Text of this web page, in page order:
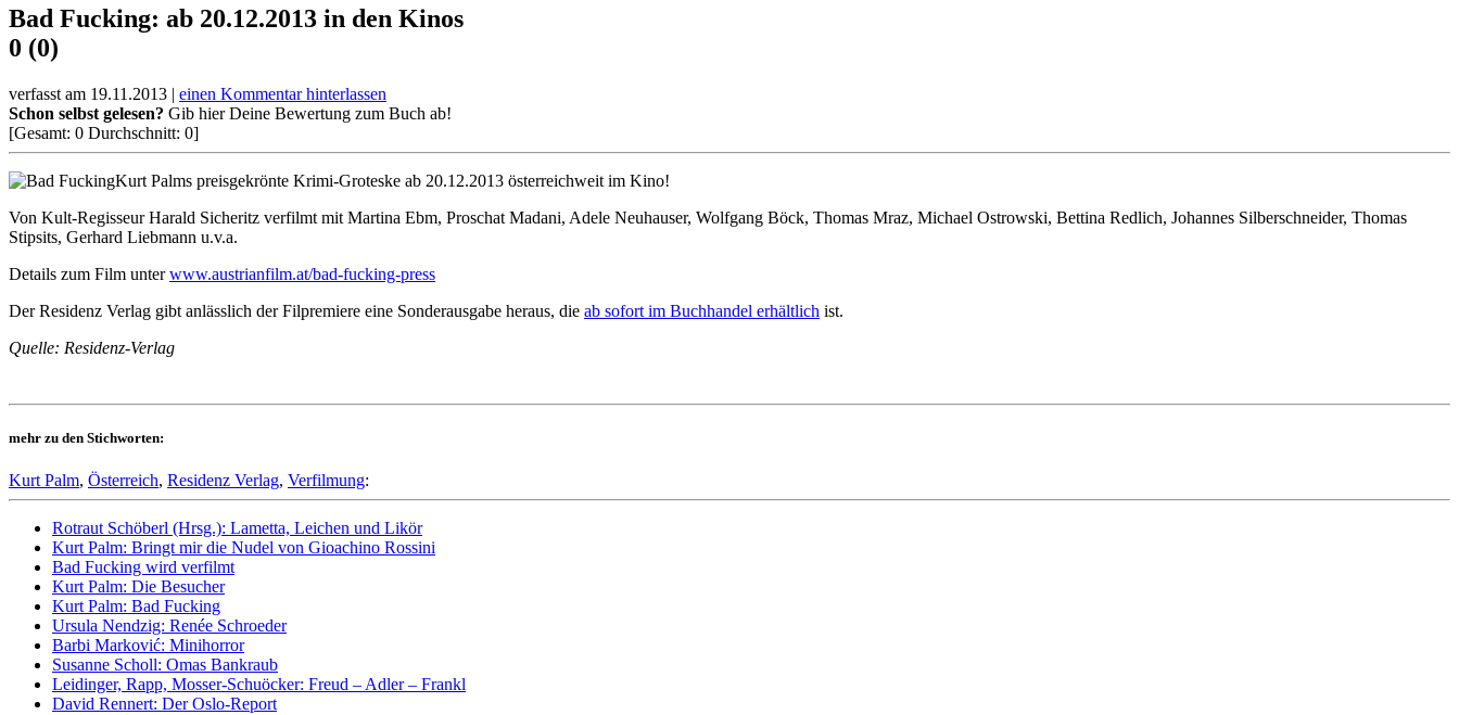
Bad Fucking: ab 20.12.2013 in den Kinos
0 (0)
verfasst am 19.11.2013 | einen Kommentar hinterlassen
Schon selbst gelesen? Gib hier Deine Bewertung zum Buch ab!
[Gesamt: 0 Durchschnitt: 0]
Kurt Palms preisgekrönte Krimi-Groteske ab 20.12.2013 österreichweit im Kino!
Von Kult-Regisseur Harald Sicheritz verfilmt mit Martina Ebm, Proschat Madani, Adele Neuhauser, Wolfgang Böck, Thomas Mraz, Michael Ostrowski, Bettina Redlich, Johannes Silberschneider, Thomas
Stipsits, Gerhard Liebmann u.v.a.
Details zum Film unterwww.austrianfilm.at/bad-fucking-press
Der Residenz Verlag gibt anlässlich der Filpremiere eine Sonderausgabe heraus, die ab sofort im Buchhandel erhältlich ist.
Quelle: Residenz-Verlag
mehr zu den Stichworten:
Kurt Palm, Österreich, Residenz Verlag, Verfilmung:
Rotraut Schöberl (Hrsg.): Lametta, Leichen und Likör
Kurt Palm: Bringt mir die Nudel von Gioachino Rossini
Bad Fucking wird verfilmt
Kurt Palm: Die Besucher
Kurt Palm: Bad Fucking
Ursula Nendzig: Renée Schroeder
Barbi Marković: Minihorror
Susanne Scholl: Omas Bankraub
Leidinger, Rapp, Mosser-Schuöcker: Freud – Adler – Frankl
David Rennert: Der Oslo-Report